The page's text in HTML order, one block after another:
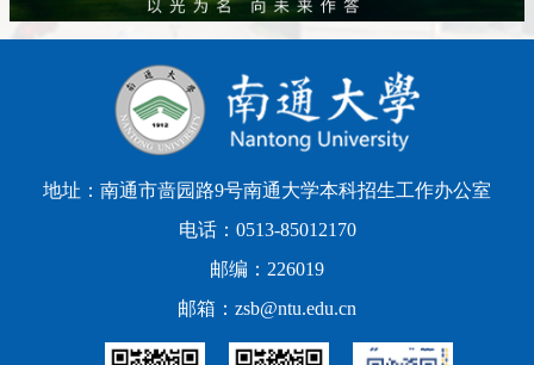
地址：南通市啬园路9号南通大学本科招生工作办公室
电话：0513-85012170
邮编：226019
邮箱：zsb@ntu.edu.cn